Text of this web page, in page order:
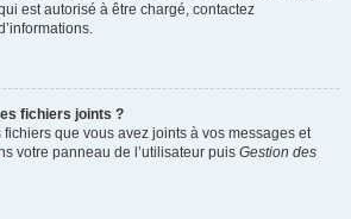
est autorisé à être chargé, contactez
fichiers joints ?
que vous avez joints à vos messages et
votre panneau de l’utilisateur puis Gestion des